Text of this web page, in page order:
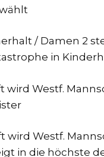
/ Damen 2
in
wird Westf.
wird Westf.
in die höchste